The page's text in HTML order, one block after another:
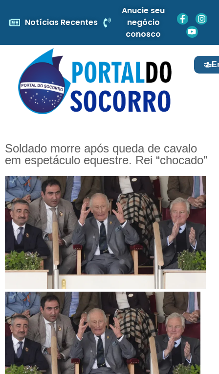
Notícias Recentes
Anucie seu
negócio
conosco
Soldado morre após queda de cavalo
em espetáculo equestre. Rei “chocado”